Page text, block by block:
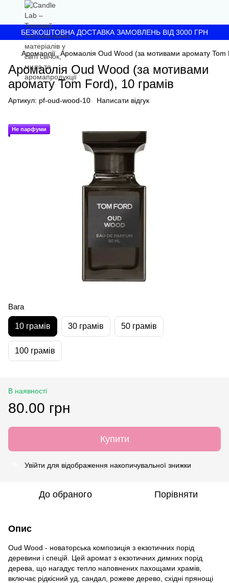
БЕЗКОШТОВНА ДОСТАВКА ЗАМОВЛЕНЬ ВІД 3000 ГРН
Аромаолії Аромаолія Oud Wood (за мотивами аромату Tom
Аромаолія Oud Wood (за мотивами
аромату Tom Ford), 10 грамів
Артикул: pf-oud-wood-10 Написати відгук
Не парфуми
Вага
10 грамів 30 грамів 50 грамів
100 грамів
В наявності
80.00 грн
Купити
Увійти для відображення накопичувальної знижки
До обраного Порівняти
Опис
Oud Wood - новаторська композиція з екзотичних порід
деревини і спецій. Цей аромат з екзотичних димних порід
дерева, що нагадує тепло наповнених пахощами храмів,
включає рідкісний уд, сандал, рожеве дерево, східні прянощі